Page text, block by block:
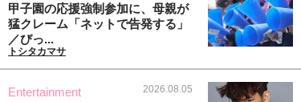
甲子園の応援強制参加に、母親が
猛クレーム「ネットで告発する」
／びっ...
トシタカマサ
Entertainment 2026.08.05